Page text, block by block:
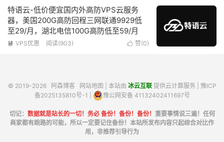
特语云-低价便宜国内外高防VPS云服务
器，美国200G高防回程三网联通9929低
至29/月，湖北电信100G高防低至59/月
 赞(0)
 VPS优惠 阅读(903)
© 2019-2026 阿森博客 网站地图 | 本站由 冰云互联提供云计算服务 | 豫ICP
备2025135810号-1
豫公网安备 41132402411697号
切记： 数据就是站长的一切！务必 备份！备份！备份！ 重要事情说三遍！任何
商家都有跑路的可能，所以一定要记住备份！本站所发布内容只起综合对比作
用，非推荐引导行为